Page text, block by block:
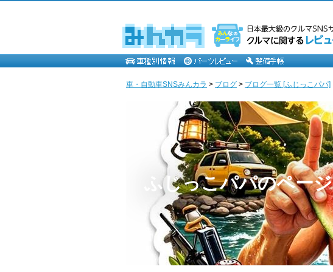
車・自動車SNSみんカラ > ブログ > ブログ一覧 [ふじっこパパ]
ふじっこパパのページ